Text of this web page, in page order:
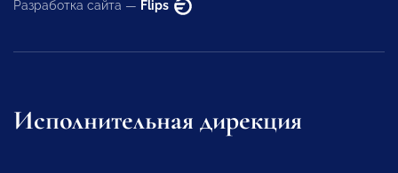
Разработка сайта — Flips
Исполнительная дирекция